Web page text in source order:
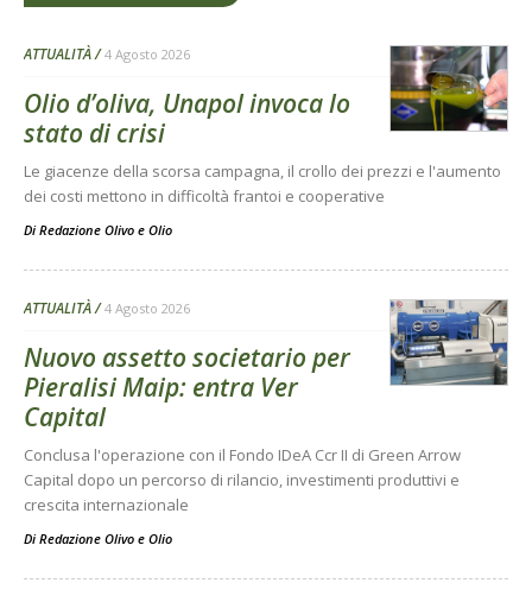
ATTUALITÀ 4 Agosto 2026
Olio d’oliva, Unapol invoca lo
stato di crisi
Le giacenze della scorsa campagna, il crollo dei prezzi e l'aumento
dei costi mettono in difficoltà frantoi e cooperative
Di Redazione Olivo e Olio
ATTUALITÀ 4 Agosto 2026
Nuovo assetto societario per
Pieralisi Maip: entra Ver
Capital
Conclusa l'operazione con il Fondo IDeA Ccr II di Green Arrow
Capital dopo un percorso di rilancio, investimenti produttivi e
crescita internazionale
Di Redazione Olivo e Olio